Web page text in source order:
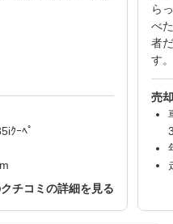
ｸｰﾍﾟ
チコミの詳細を見る
ら
べ
者
す
売